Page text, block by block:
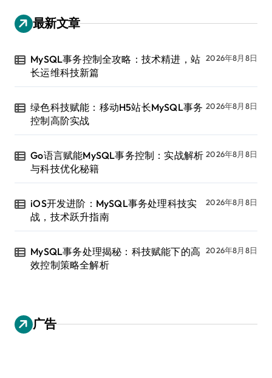
最新文章
MySQL事务控制全攻略：技术精进，站
长运维科技新篇
2026年8月8日
绿色科技赋能：移动H5站长MySQL事务
控制高阶实战
2026年8月8日
Go语言赋能MySQL事务控制：实战解析
与科技优化秘籍
2026年8月8日
iOS开发进阶：MySQL事务处理科技实
战，技术跃升指南
2026年8月8日
MySQL事务处理揭秘：科技赋能下的高
效控制策略全解析
2026年8月8日
广告